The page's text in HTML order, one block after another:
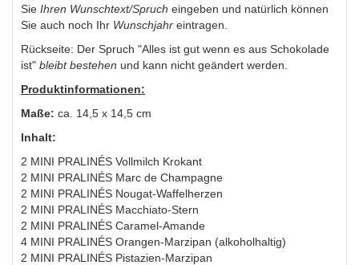
Sie Ihren Wunschtext/Spruch eingeben und natürlich können
Sie auch noch Ihr Wunschjahr eintragen.
Rückseite: Der Spruch "Alles ist gut wenn es aus Schokolade
ist" bleibt bestehen und kann nicht geändert werden.
Produktinformationen:
Maße: ca. 14,5 x 14,5 cm
Inhalt:
2 MINI PRALINÉS Vollmilch Krokant
2 MINI PRALINÉS Marc de Champagne
2 MINI PRALINÉS Nougat-Waffelherzen
2 MINI PRALINÉS Macchiato-Stern
2 MINI PRALINÉS Caramel-Amande
4 MINI PRALINÉS Orangen-Marzipan (alkoholhaltig)
2 MINI PRALINÉS Pistazien-Marzipan